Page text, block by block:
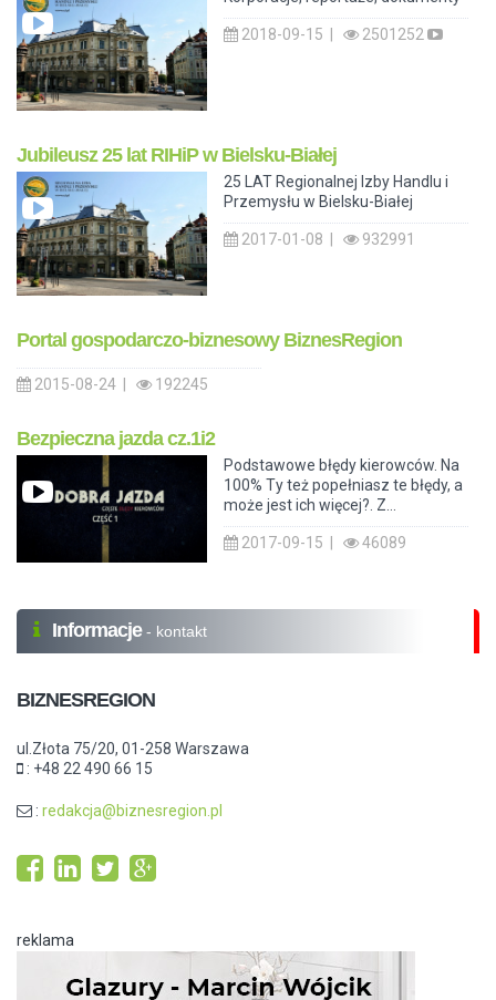
2018-09-15 | 2501252
Jubileusz 25 lat RIHiP w Bielsku-Białej
25 LAT Regionalnej Izby Handlu i
Przemysłu w Bielsku-Białej
2017-01-08 | 932991
Portal gospodarczo-biznesowy BiznesRegion
2015-08-24 | 192245
Bezpieczna jazda cz.1i2
Podstawowe błędy kierowców. Na
100% Ty też popełniasz te błędy, a
może jest ich więcej?. Z...
2017-09-15 | 46089
Informacje - kontakt
BIZNESREGION
ul.Złota 75/20, 01-258 Warszawa
: +48 22 490 66 15
: redakcja@biznesregion.pl
reklama